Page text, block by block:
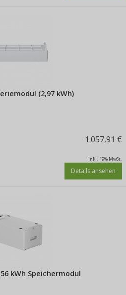
(2,97 kWh)
1.057,91 €
inkl. 19% MwSt.
Details ansehen
kWh Speichermodul